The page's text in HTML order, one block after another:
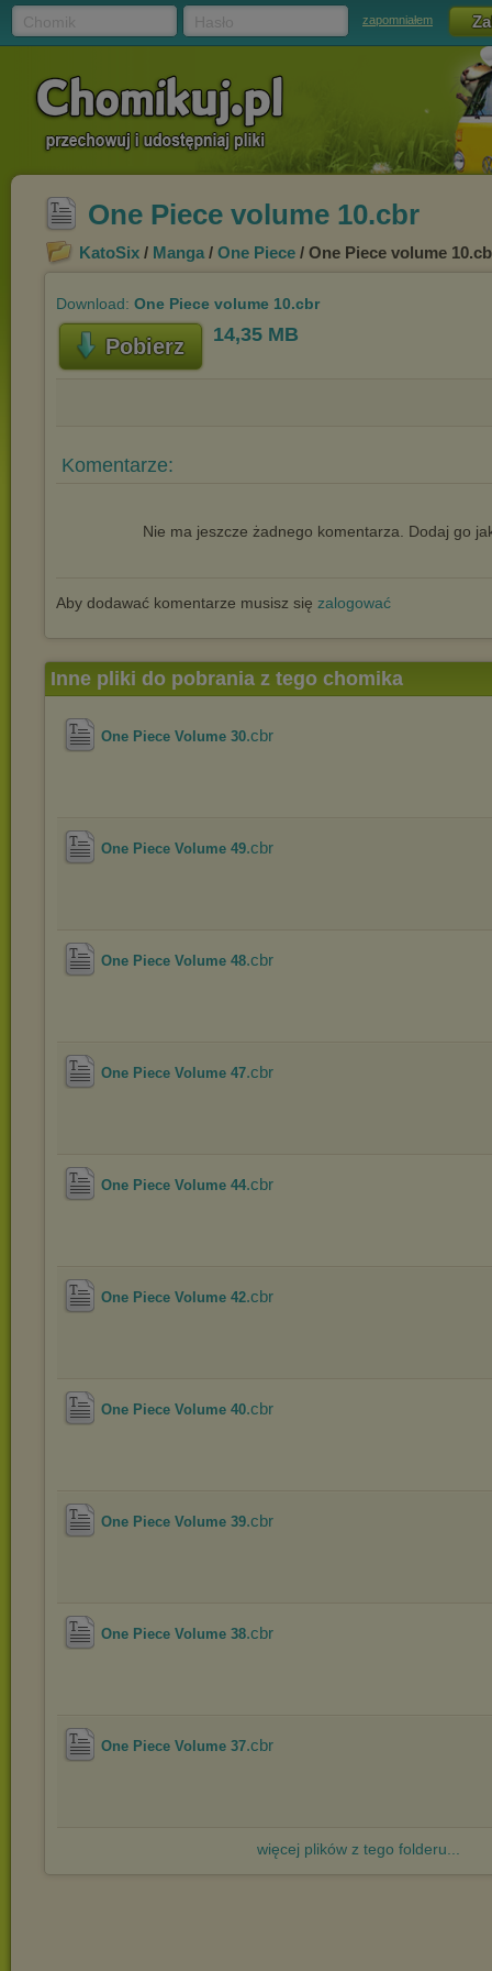
zapomniałem
One Piece volume 10.cbr
KatoSix / Manga / One Piece / One Piece volume
Download: One Piece volume 10.cbr
Pobierz 14,35 MB
Komentarze:
Nie ma jeszcze żadnego komentarza. Dodaj go
Aby dodawać komentarze musisz się zalogować
Inne pliki do pobrania z tego chomika
One Piece Volume 30.cbr
One Piece Volume 49.cbr
One Piece Volume 48.cbr
One Piece Volume 47.cbr
One Piece Volume 44.cbr
One Piece Volume 42.cbr
One Piece Volume 40.cbr
One Piece Volume 39.cbr
One Piece Volume 38.cbr
One Piece Volume 37.cbr
więcej plików z tego folderu...